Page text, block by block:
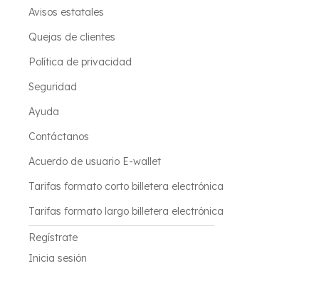
Avisos estatales
Quejas de clientes
Política de privacidad
Seguridad
Ayuda
Contáctanos
Acuerdo de usuario E-wallet
Tarifas formato corto billetera electrónica
Tarifas formato largo billetera electrónica
Regístrate
Inicia sesión